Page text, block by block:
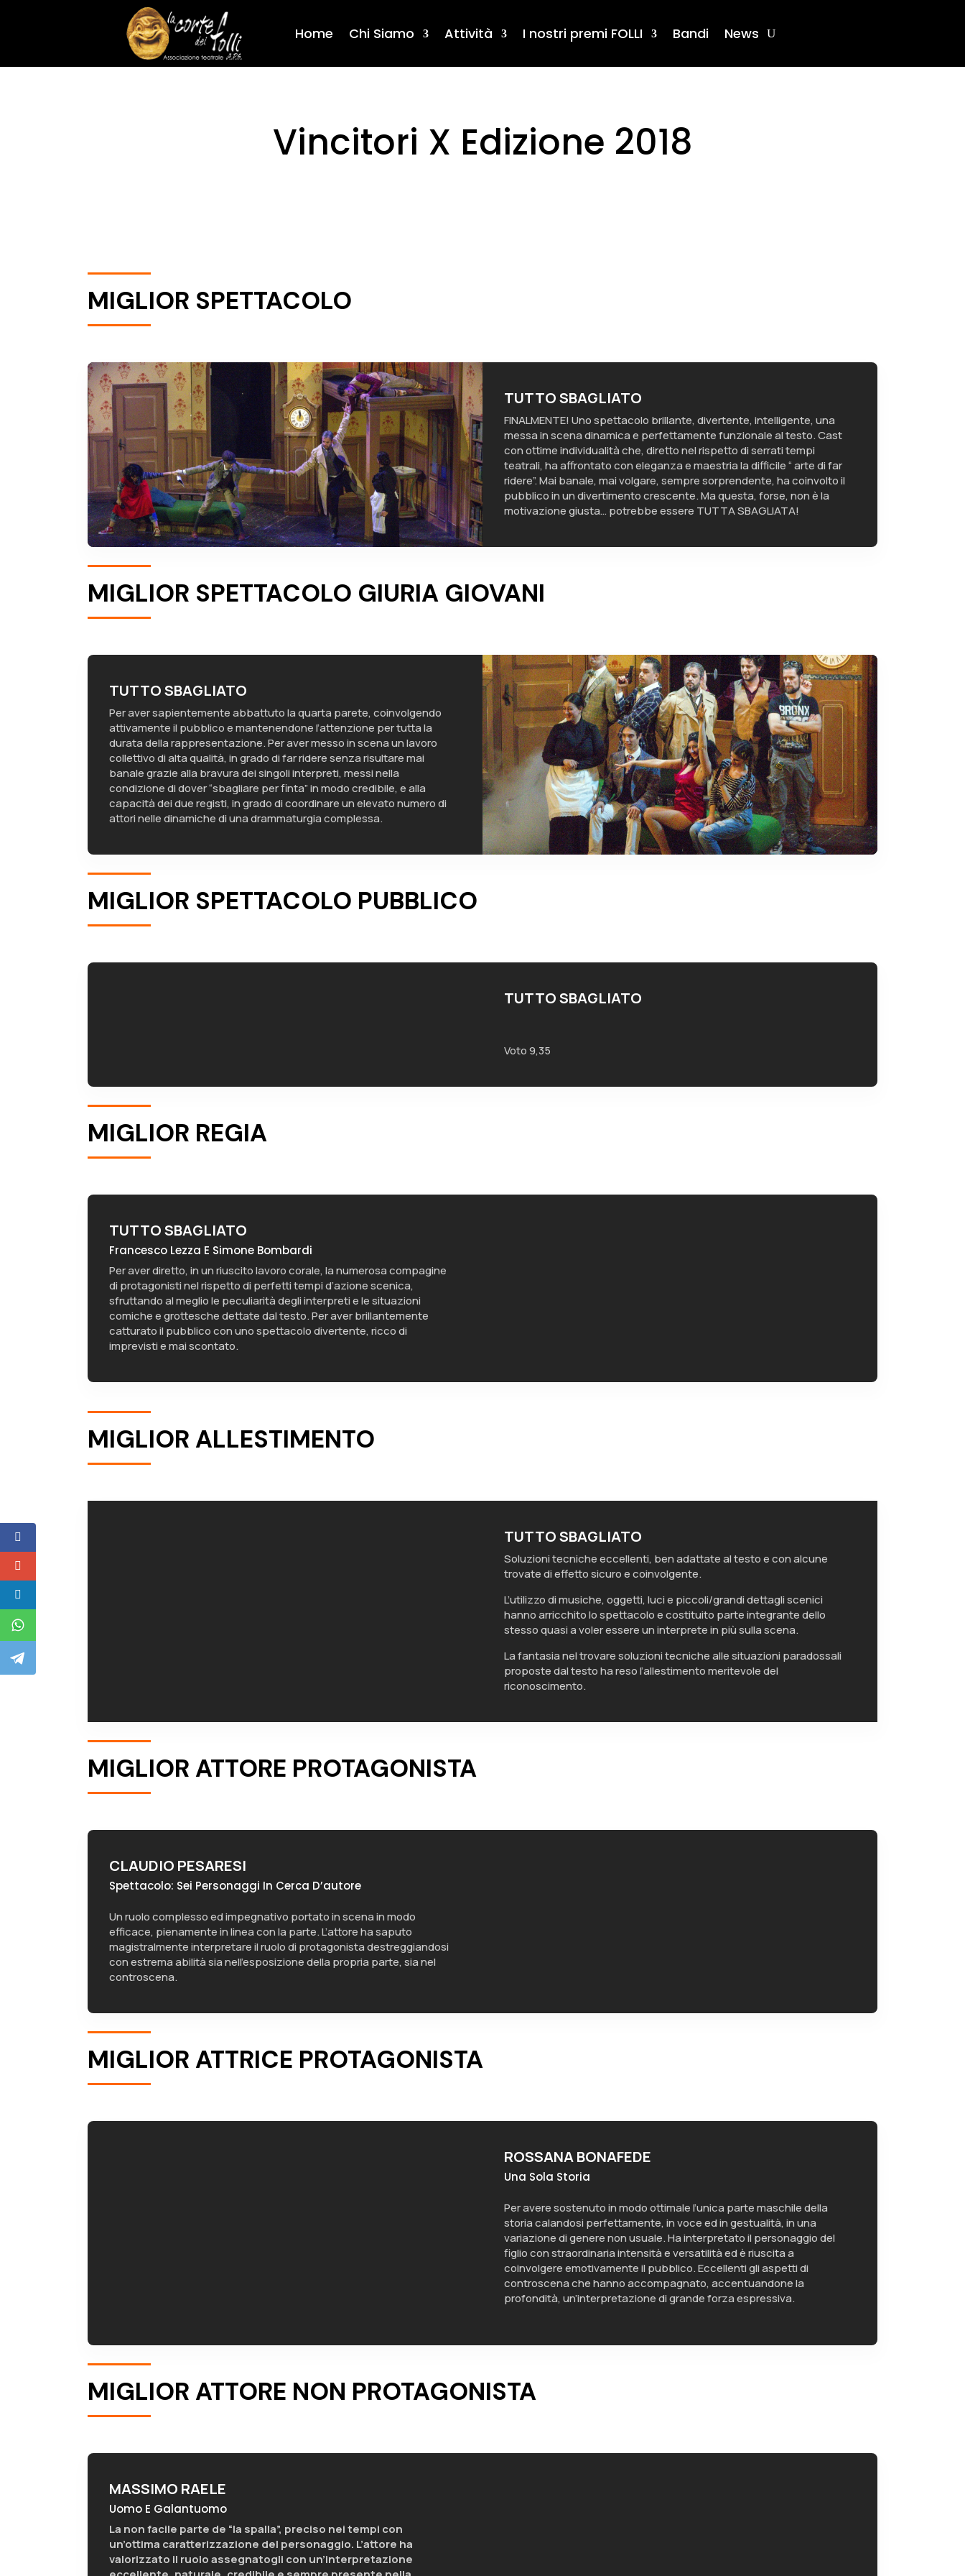
Home Chi Siamo Attività I nostri premi FOLLI Bandi News
Vincitori X Edizione 2018
MIGLIOR SPETTACOLO
TUTTO SBAGLIATO
FINALMENTE! Uno spettacolo brillante, divertente, intelligente, una
messa in scena dinamica e perfettamente funzionale al testo. Cast
con ottime individualità che, diretto nel rispetto di serrati tempi
teatrali, ha affrontato con eleganza e maestria la difficile “ arte di far
ridere”. Mai banale, mai volgare, sempre sorprendente, ha coinvolto il
pubblico in un divertimento crescente. Ma questa, forse, non è la
motivazione giusta… potrebbe essere TUTTA SBAGLIATA!
MIGLIOR SPETTACOLO GIURIA GIOVANI
TUTTO SBAGLIATO
Per aver sapientemente abbattuto la quarta parete, coinvolgendo
attivamente il pubblico e mantenendone l’attenzione per tutta la
durata della rappresentazione. Per aver messo in scena un lavoro
collettivo di alta qualità, in grado di far ridere senza risultare mai
banale grazie alla bravura dei singoli interpreti, messi nella
condizione di dover “sbagliare per finta” in modo credibile, e alla
capacità dei due registi, in grado di coordinare un elevato numero di
attori nelle dinamiche di una drammaturgia complessa.
MIGLIOR SPETTACOLO PUBBLICO
TUTTO SBAGLIATO
Voto 9,35
MIGLIOR REGIA
TUTTO SBAGLIATO
Francesco Lezza E Simone Bombardi
Per aver diretto, in un riuscito lavoro corale, la numerosa compagine
di protagonisti nel rispetto di perfetti tempi d’azione scenica,
sfruttando al meglio le peculiarità degli interpreti e le situazioni
comiche e grottesche dettate dal testo. Per aver brillantemente
catturato il pubblico con uno spettacolo divertente, ricco di
imprevisti e mai scontato.
MIGLIOR ALLESTIMENTO
TUTTO SBAGLIATO
Soluzioni tecniche eccellenti, ben adattate al testo e con alcune
trovate di effetto sicuro e coinvolgente.
L’utilizzo di musiche, oggetti, luci e piccoli/grandi dettagli scenici
hanno arricchito lo spettacolo e costituito parte integrante dello
stesso quasi a voler essere un interprete in più sulla scena.
La fantasia nel trovare soluzioni tecniche alle situazioni paradossali
proposte dal testo ha reso l’allestimento meritevole del
riconoscimento.
MIGLIOR ATTORE PROTAGONISTA
CLAUDIO PESARESI
Spettacolo: Sei Personaggi In Cerca D’autore
Un ruolo complesso ed impegnativo portato in scena in modo
efficace, pienamente in linea con la parte. L’attore ha saputo
magistralmente interpretare il ruolo di protagonista destreggiandosi
con estrema abilità sia nell’esposizione della propria parte, sia nel
controscena.
MIGLIOR ATTRICE PROTAGONISTA
ROSSANA BONAFEDE
Una Sola Storia
Per avere sostenuto in modo ottimale l’unica parte maschile della
storia calandosi perfettamente, in voce ed in gestualità, in una
variazione di genere non usuale. Ha interpretato il personaggio del
figlio con straordinaria intensità e versatilità ed è riuscita a
coinvolgere emotivamente il pubblico. Eccellenti gli aspetti di
controscena che hanno accompagnato, accentuandone la
profondità, un’interpretazione di grande forza espressiva.
MIGLIOR ATTORE NON PROTAGONISTA
MASSIMO RAELE
Uomo E Galantuomo
La non facile parte de “la spalla”, preciso nei tempi con
un’ottima caratterizzazione del personaggio. L’attore ha
valorizzato il ruolo assegnatogli con un’interpretazione